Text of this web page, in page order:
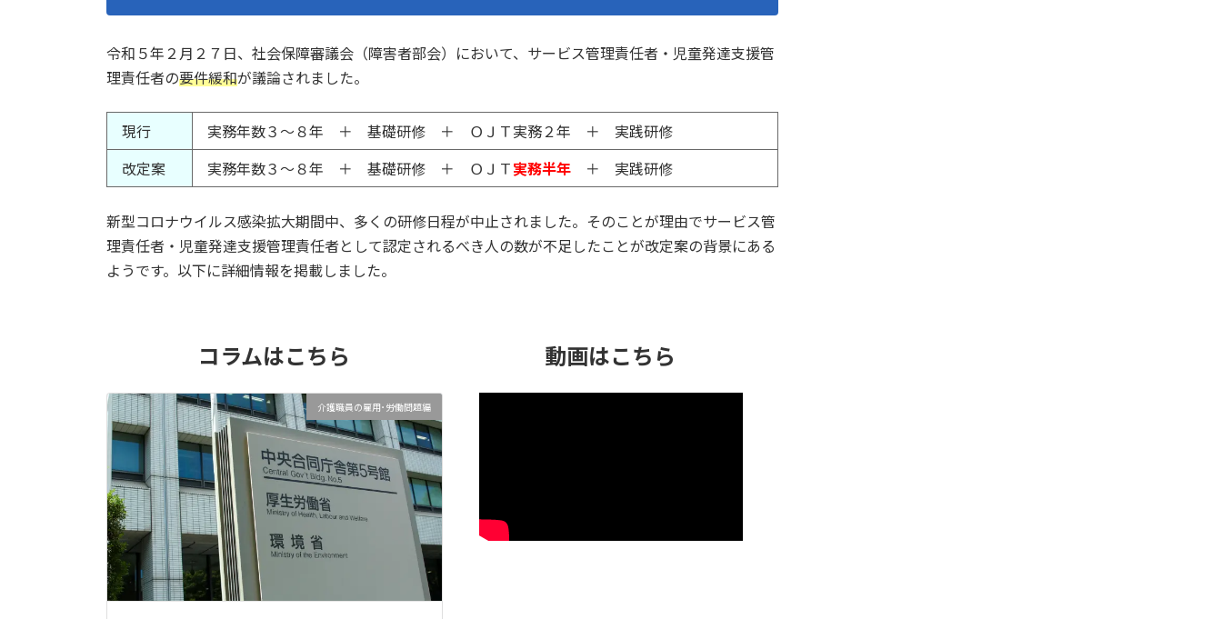
令和５年２月２７日、社会保障審議会（障害者部会）において、サービス管理責任者・児童発達支援管
理責任者の要件緩和が議論されました。
現行 実務年数３～８年 ＋ 基礎研修 ＋ ＯＪＴ実務２年 ＋ 実践研修
改定案 実務年数３～８年 ＋ 基礎研修 ＋ ＯＪＴ 実務半年 ＋ 実践研修
新型コロナウイルス感染拡大期間中、多くの研修日程が中止されました。そのことが理由でサービス管
理責任者・児童発達支援管理責任者として認定されるべき人の数が不足したことが改定案の背景にある
ようです。以下に詳細情報を掲載しました。
コラムはこちら
介護職員の雇用･労働問題編
動画はこちら